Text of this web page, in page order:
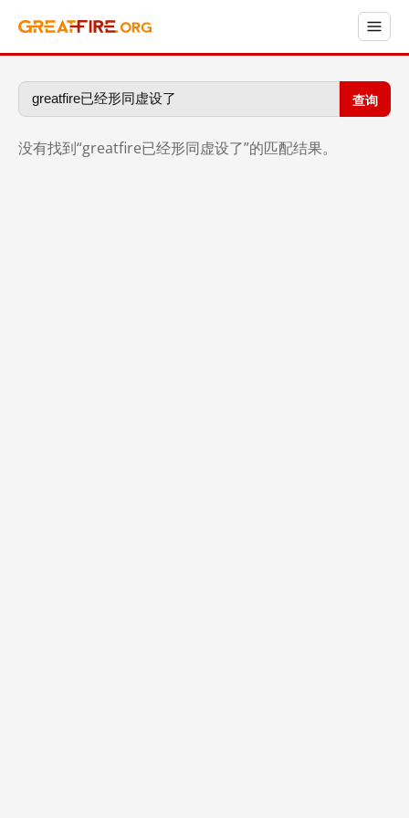
查询
没有找到“greatfire已经形同虚设了”的匹配结果。